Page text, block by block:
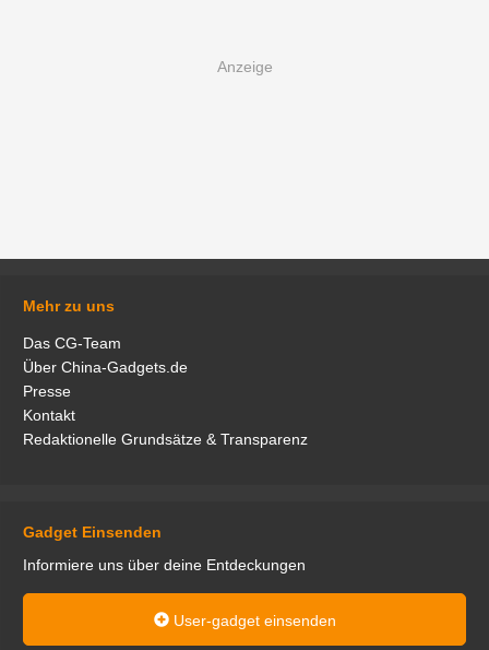
Mehr zu uns
Das CG-Team
Über China-Gadgets.de
Presse
Kontakt
Redaktionelle Grundsätze & Transparenz
Gadget Einsenden
Informiere uns über deine Entdeckungen
User-gadget einsenden